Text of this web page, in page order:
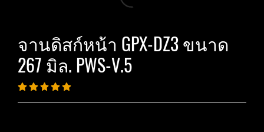
จานดิสก์หน้า GPX-DZ3 ขนาด
267 มิล. PWS-V.5